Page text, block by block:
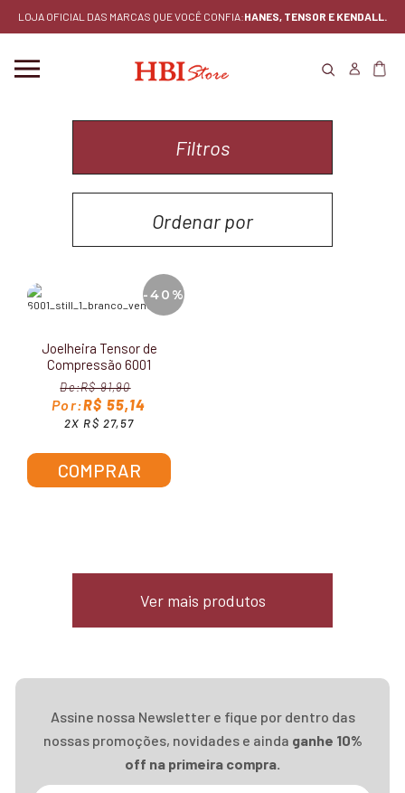
LOJA OFICIAL DAS MARCAS QUE VOCÊ CONFIA:HANES, TENSOR E KENDALL.
Filtros
Ordenar por
MAIOR PREÇO
-40%
Joelheira Tensor de
Compressão 6001
R$ 91,90
R$ 55,14
2X R$ 27,57
COMPRAR
Ver mais produtos
Assine nossa Newsletter e fique por dentro das
nossas promoções, novidades e ainda ganhe 10%
off na primeira compra.